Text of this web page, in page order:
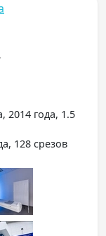
2014 года, 1.5
128 срезов